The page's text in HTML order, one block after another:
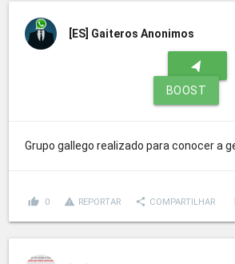
[ES] Gaiteros Anonimos
navigation
BOOST
Grupo gallego realizado para conocer a
thumb_up 0 report_problem REPORTAR share COMPARTILHAR